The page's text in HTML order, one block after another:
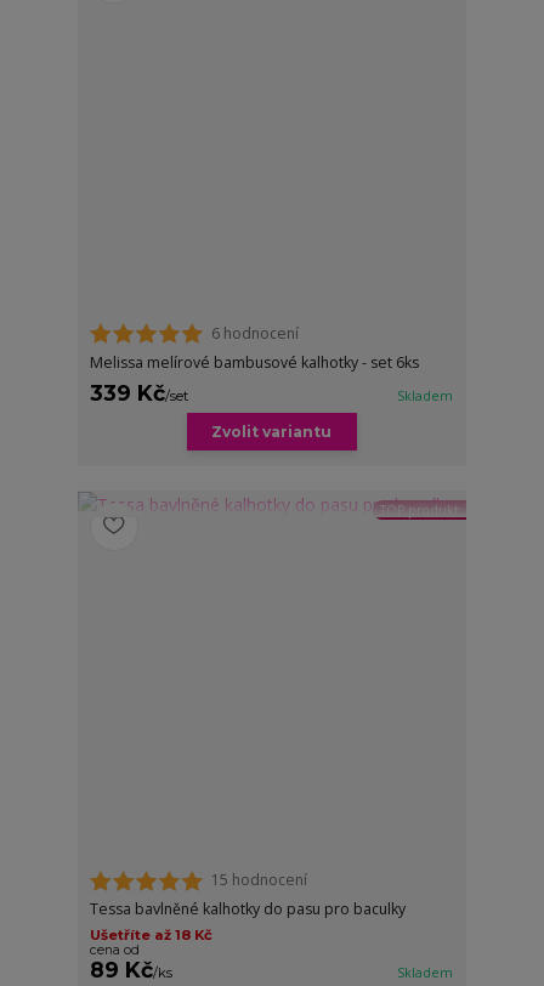
6 hodnocení
Melissa melírové bambusové kalhotky - set 6ks
339 Kč/set Skladem
Zvolit variantu
TOP produkt
15 hodnocení
Tessa bavlněné kalhotky do pasu pro baculky
Ušetříte až 18 Kč
cena od
89 Kč/ks Skladem